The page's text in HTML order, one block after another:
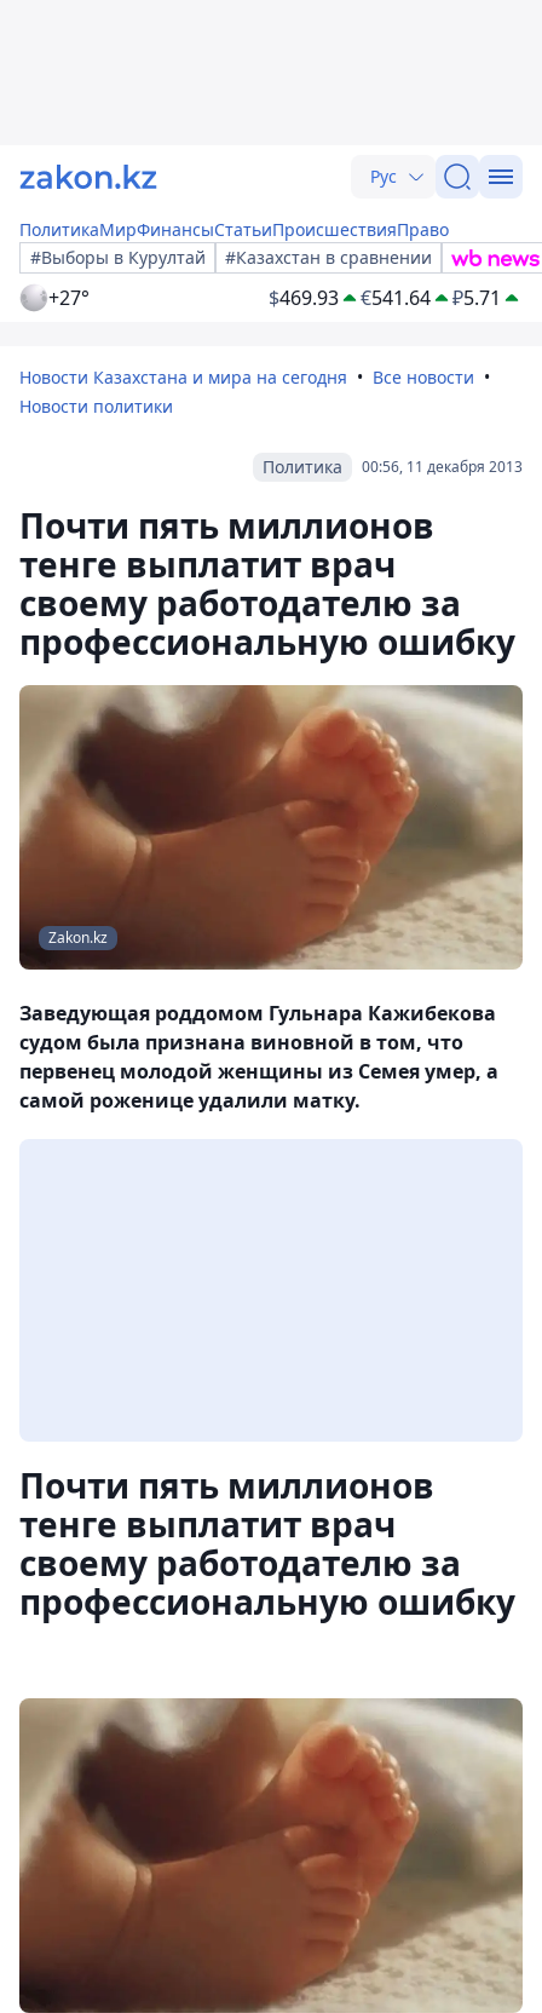
Рус
ПолитикаМирФинансыСтатьиПроисшествияПраво
#Выборы в Курултай
#Казахстан в сравнении
+27° $469.93 €541.64 ₽5.71
Новости Казахстана и мира на сегодня
Все новости
Новости политики
00:56, 11 декабря 2013
Политика
Почти пять миллионов
тенге выплатит врач
своему работодателю за
профессиональную ошибку
Zakon.kz
Заведующая роддомом Гульнара Кажибекова
судом была признана виновной в том, что
первенец молодой женщины из Семея умер, а
самой роженице удалили матку.
Почти пять миллионов
тенге выплатит врач
своему работодателю за
профессиональную ошибку